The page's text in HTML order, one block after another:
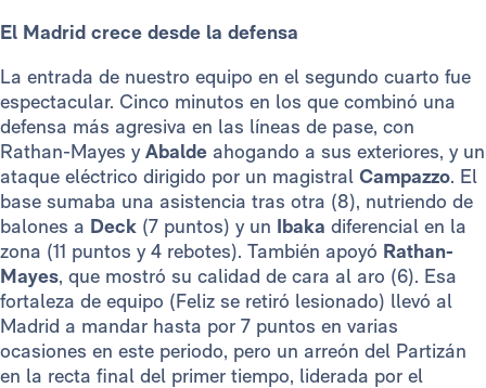
El Madrid crece desde la defensa
La entrada de nuestro equipo en el segundo cuarto fue
espectacular. Cinco minutos en los que combinó una
defensa más agresiva en las líneas de pase, con
Rathan-Mayes yAbalde ahogando a sus exteriores, y un
ataque eléctrico dirigido por un magistral Campazzo. El
base sumaba una asistencia tras otra (8), nutriendo de
balones a Deck (7 puntos) y un Ibaka diferencial en la
zona (11 puntos y 4 rebotes). También apoyó Rathan-
Mayes, que mostró su calidad de cara al aro (6). Esa
fortaleza de equipo (Feliz se retiró lesionado) llevó al
Madrid a mandar hasta por 7 puntos en varias
ocasiones en este periodo, pero un arreón del Partizán
en la recta final del primer tiempo, liderada por el